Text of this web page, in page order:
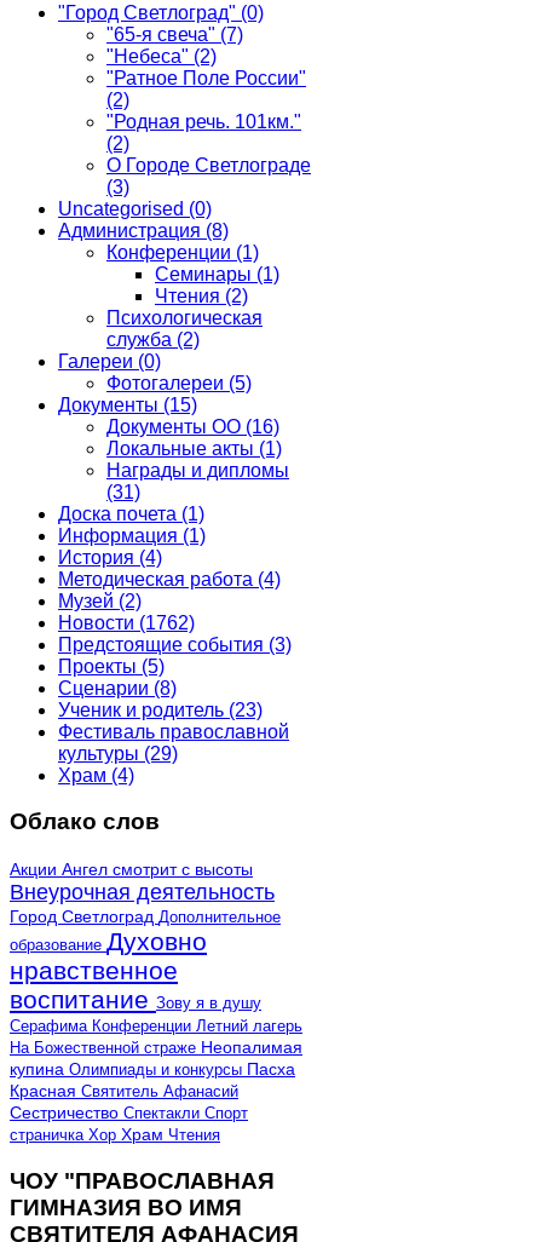
"Город Светлоград" (0)
"65-я свеча" (7)
"Небеса" (2)
"Ратное Поле России"
(2)
"Родная речь. 101км."
(2)
О Городе Светлограде
(3)
Uncategorised (0)
Администрация (8)
Конференции (1)
Семинары (1)
Чтения (2)
Психологическая
служба (2)
Галереи (0)
Фотогалереи (5)
Документы (15)
Документы ОО (16)
Локальные акты (1)
Награды и дипломы
(31)
Доска почета (1)
Информация (1)
История (4)
Методическая работа (4)
Музей (2)
Новости (1762)
Предстоящие события (3)
Проекты (5)
Сценарии (8)
Ученик и родитель (23)
Фестиваль православной
культуры (29)
Храм (4)
Облако слов
Акции Ангел смотрит с высоты
Внеурочная деятельность
Город Светлоград Дополнительное
образование Духовно
нравственное
воспитание Зову я в душу
Серафима Конференции Летний лагерь
На Божественной страже Неопалимая
купина Олимпиады и конкурсы Пасха
Красная Святитель Афанасий
Сестричество Спектакли Спорт
страничка Хор Храм Чтения
ЧОУ "ПРАВОСЛАВНАЯ
ГИМНАЗИЯ ВО ИМЯ
СВЯТИТЕЛЯ АФАНАСИЯ